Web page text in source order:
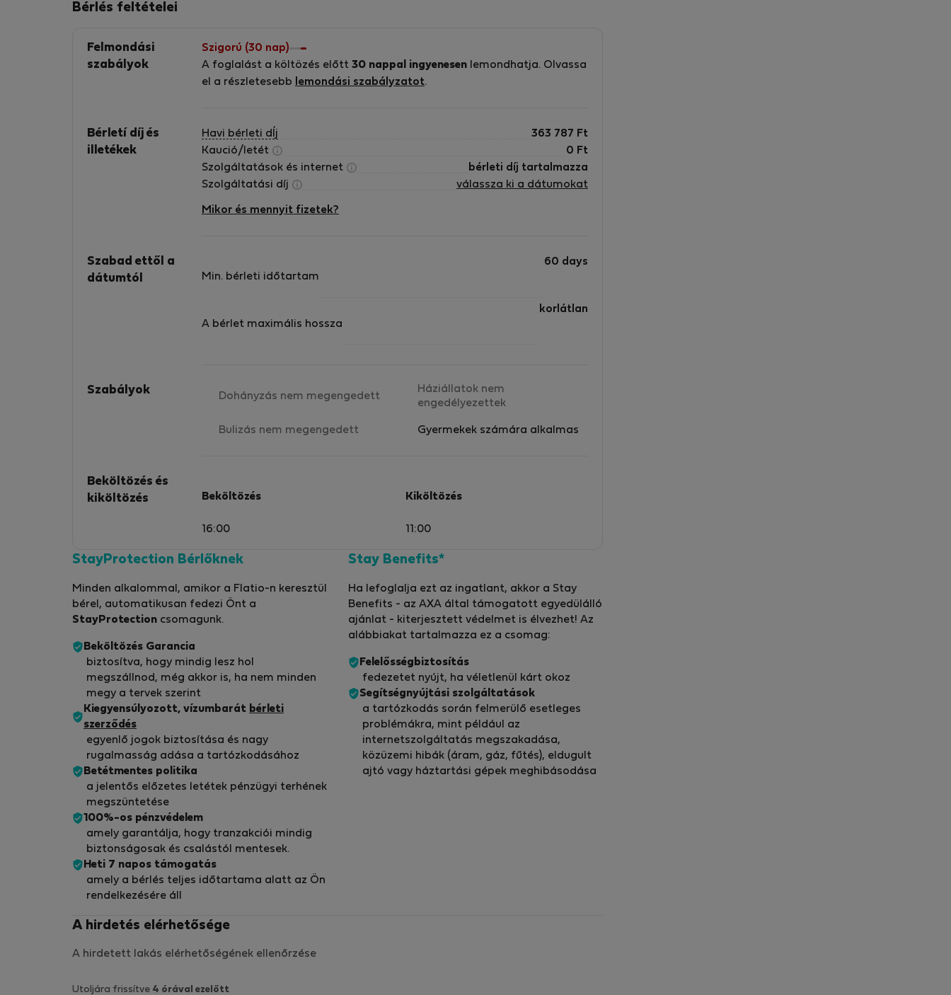
experiences to my native Greece and combined
them with our philoxenia: the ancient greek
word that literally means a “friend to a
that., it is an unspoken cultural law that shows
generosity and courtesy to strangers. In
addition, my personal relationship with each
property owner allows me to make sure that
everything runs smoothly, as desired, so that
unforgettable memories back home with them.
Bérlés feltételei
Felmondási
szabályok
Szigorú (30 nap)
A foglalást a költözés előtt 30 nappal ingyenesen lemondhatja. Olvassa
el a részletesebb
lemondási szabályzatot.
Bérletí díj és
illetékek
Havi bérleti dÍj 363 787 Ft
Kaució/letét
0 Ft
Szolgáltatások és internet
bérleti díj tartalmazza
Szolgáltatási díj
válassza ki a dátumokat
Mikor és mennyit fizetek?
Szabad ettől a
dátumtól
Min. bérleti időtartam
60 days
A bérlet maximális hossza
korlátlan
Szabályok Dohányzás nem megengedett
Háziállatok nem
engedélyezettek
Bulizás nem megengedett Gyermekek számára alkalmas
Beköltözés és
kiköltözés
Beköltözés
16:00
Kiköltözés
11:00
StayProtection Bérlőknek
Minden alkalommal, amikor a Flatio-n keresztül
bérel, automatikusan fedezi Önt a
StayProtection csomagunk.
Beköltözés Garancia
biztosítva, hogy mindig lesz hol
megszállnod, még akkor is, ha nem minden
megy a tervek szerint
Kiegyensúlyozott, vízumbarát bérleti
szerződés
egyenlő jogok biztosítása és nagy
rugalmasság adása a tartózkodásához
Betétmentes politika
a jelentős előzetes letétek pénzügyi terhének
megszüntetése
100%-os pénzvédelem
amely garantálja, hogy tranzakciói mindig
biztonságosak és csalástól mentesek.
Heti 7 napos támogatás
amely a bérlés teljes időtartama alatt az Ön
rendelkezésére áll
Stay Benefits*
Ha lefoglalja ezt az ingatlant, akkor a Stay
Benefits - az AXA által támogatott egyedülálló
ajánlat - kiterjesztett védelmet is élvezhet! Az
alábbiakat tartalmazza ez a csomag:
Felelősségbiztosítás
fedezetet nyújt, ha véletlenül kárt okoz
Segítségnyújtási szolgáltatások
a tartózkodás során felmerülő esetleges
problémákra, mint például az
internetszolgáltatás megszakadása,
közüzemi hibák (áram, gáz, fűtés), eldugult
ajtó vagy háztartási gépek meghibásodása
A hirdetés elérhetősége
A hirdetett lakás elérhetőségének ellenőrzése
Utoljára frissítve 4 órával ezelőtt